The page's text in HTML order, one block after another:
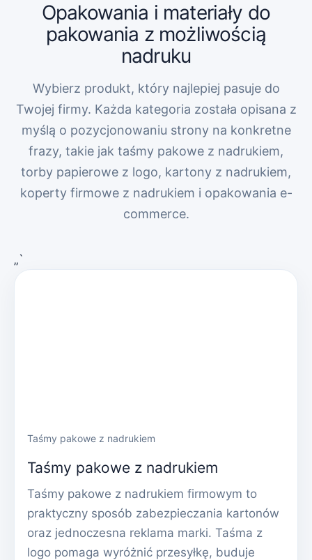
Opakowania i materiały do
pakowania z możliwością
nadruku
Wybierz produkt, który najlepiej pasuje do
Twojej firmy. Każda kategoria została opisana z
myślą o pozycjonowaniu strony na konkretne
frazy, takie jak taśmy pakowe z nadrukiem,
torby papierowe z logo, kartony z nadrukiem,
koperty firmowe z nadrukiem i opakowania e-
commerce.
„`
Taśmy pakowe z nadrukiem
Taśmy pakowe z nadrukiem
Taśmy pakowe z nadrukiem firmowym to
praktyczny sposób zabezpieczania kartonów
oraz jednoczesna reklama marki. Taśma z
logo pomaga wyróżnić przesyłkę, buduje